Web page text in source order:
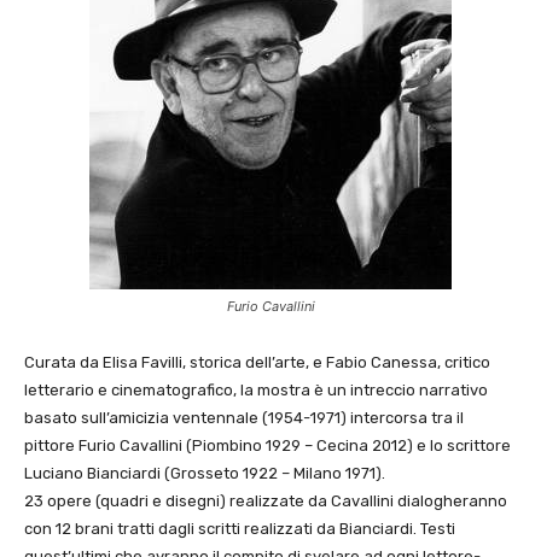
Furio Cavallini
Curata da Elisa Favilli, storica dell’arte, e Fabio Canessa, critico
letterario e cinematografico, la mostra è un intreccio narrativo
basato sull’amicizia ventennale (1954-1971) intercorsa tra il
pittore Furio Cavallini (Piombino 1929 – Cecina 2012) e lo scrittore
Luciano Bianciardi (Grosseto 1922 – Milano 1971).
23 opere (quadri e disegni) realizzate da Cavallini dialogheranno
con 12 brani tratti dagli scritti realizzati da Bianciardi. Testi